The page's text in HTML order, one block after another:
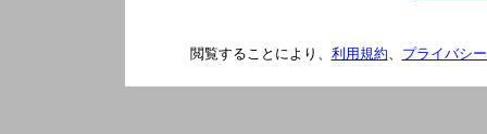
閲覧することにより、 利用規約、 プライバシ